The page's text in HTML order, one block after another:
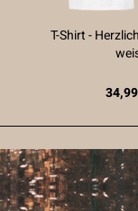
T-Shirt -